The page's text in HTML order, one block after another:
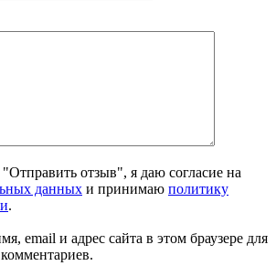
отзыв", я даю согласие на
данных и принимаю политику
.
email и адрес сайта в этом браузере для